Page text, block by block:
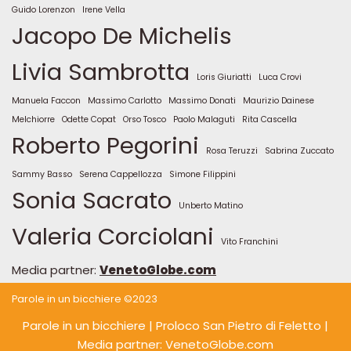
Guido Lorenzon Irene Vella
Jacopo De Michelis
Livia Sambrotta
Loris Giuriatti
Luca Crovi
Manuela Faccon
Massimo Carlotto Massimo Donati
Maurizio Dainese
Melchiorre Odette Copat Orso Tosco Paolo Malaguti Rita Cascella
Roberto Pegorini Rosa Teruzzi
Sabrina Zuccato
Sammy Basso
Serena Cappellozza Simone Filippini
Sonia Sacrato Unberto Matino
Valeria Corciolani Vito Franchini
Media partner: VenetoGlobe.com
Parole in un bicchiere ©2023
Parole in un bicchiere | Proloco San Pietro di Feletto |
Media partner: VenetoGlobe.com